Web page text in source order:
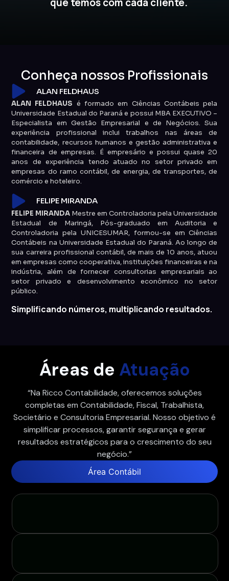
que temos com cada cliente.
Conheça nossos Profissionais
ALAN FELDHAUS
ALAN FELDHAUS é formado em Ciências Contábeis pela
Universidade Estadual do Paraná e possui MBA EXECUTIVO –
Especialista em Gestão Empresarial e de Negócios. Sua
experiência profissional inclui trabalhos nas áreas de
contabilidade, recursos humanos e gestão administrativa e
financeira de empresas. É empresário e possui quase 20
anos de experiência tendo atuado no setor privado em
empresas do ramo contábil, de energia, de transportes, de
comércio e hoteleiro.
FELIPE MIRANDA
FELIPE MIRANDA Mestre em Controladoria pela Universidade
Estadual de Maringá, Pós-graduado em Auditoria e
Controladoria pela UNICESUMAR, formou-se em Ciências
Contábeis na Universidade Estadual do Paraná. Ao longo de
sua carreira profissional contábil, de mais de 10 anos, atuou
em empresas como cooperativa, instituições financeiras e na
indústria, além de fornecer consultorias empresariais ao
setor privado e desenvolvimento econômico no setor
público.
Simplificando números, multiplicando resultados.
Áreas de Atuação
“Na Ricco Contabilidade, oferecemos soluções
completas em Contabilidade, Fiscal, Trabalhista,
Societário e Consultoria Empresarial. Nosso objetivo é
simplificar processos, garantir segurança e gerar
resultados estratégicos para o crescimento do seu
negócio.”
Área Contábil